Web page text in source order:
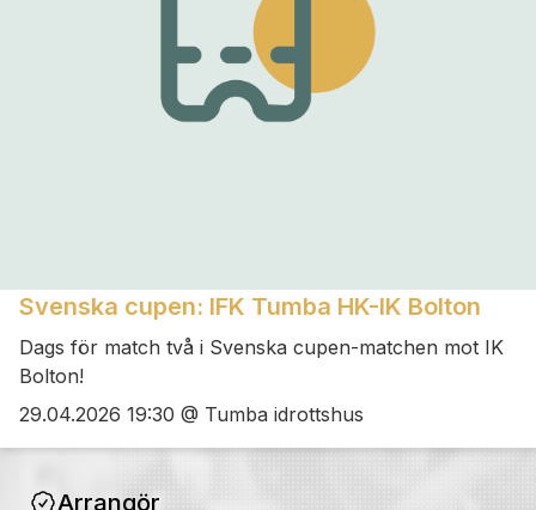
Svenska cupen: IFK Tumba HK-IK Bolton
Dags för match två i Svenska cupen-matchen mot IK
Bolton!
29.04.2026 19:30 @ Tumba idrottshus
Arrangör